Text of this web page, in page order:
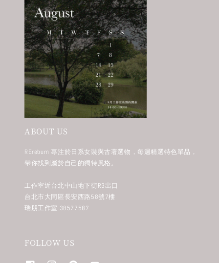
ABOUT US
REreburn 專注於日系女裝與古著選物，每週精選特色單品，
帶你找到屬於自己的獨特風格。
工作室近台北中山地下街R3出口
台北市大同區長安西路58號7樓
瑞朋工作室 38577587
FOLLOW US